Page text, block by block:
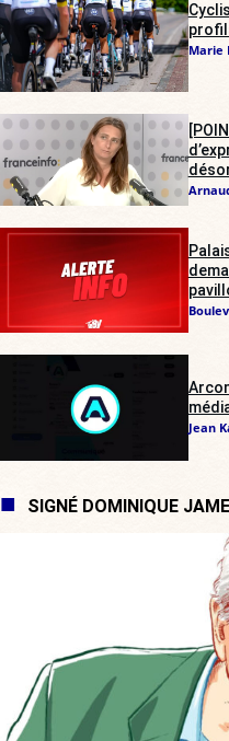
Marie
Jean
SIGNÉ DOMINIQUE